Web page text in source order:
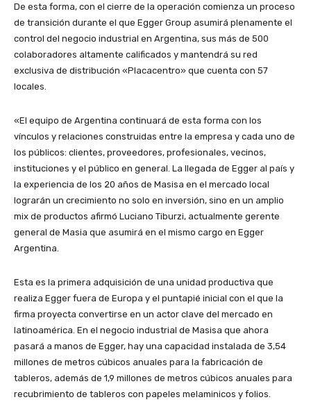
De esta forma, con el cierre de la operación comienza un proceso
de transición durante el que Egger Group asumirá plenamente el
control del negocio industrial en Argentina, sus más de 500
colaboradores altamente calificados y mantendrá su red
exclusiva de distribución «Placacentro» que cuenta con 57
locales.
«El equipo de Argentina continuará de esta forma con los
vínculos y relaciones construidas entre la empresa y cada uno de
los públicos: clientes, proveedores, profesionales, vecinos,
instituciones y el público en general. La llegada de Egger al país y
la experiencia de los 20 años de Masisa en el mercado local
lograrán un crecimiento no solo en inversión, sino en un amplio
mix de productos afirmó Luciano Tiburzi, actualmente gerente
general de Masia que asumirá en el mismo cargo en Egger
Argentina.
Esta es la primera adquisición de una unidad productiva que
realiza Egger fuera de Europa y el puntapié inicial con el que la
firma proyecta convertirse en un actor clave del mercado en
latinoamérica. En el negocio industrial de Masisa que ahora
pasará a manos de Egger, hay una capacidad instalada de 3,54
millones de metros cúbicos anuales para la fabricación de
tableros, además de 1,9 millones de metros cúbicos anuales para
recubrimiento de tableros con papeles melaminicos y folios.